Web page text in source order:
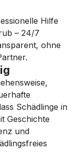
Hilfe
– 24/7
ohne
Schädlinge in
Geschichte
und